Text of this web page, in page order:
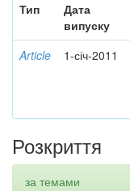
Тип
Дата
випуску
Article 1-січ-2011
Розкриття
за темами